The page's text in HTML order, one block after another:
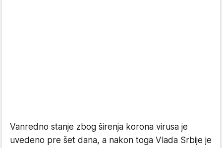
Vanredno stanje zbog širenja korona virusa je
uvedeno pre šet dana, a nakon toga Vlada Srbije je